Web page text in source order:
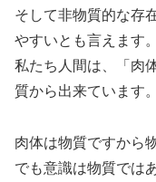
そして非物質的な存
やすいとも言えます。
私たち人間は、「肉
質から出来ています。
肉体は物質ですから
でも意識は物質では